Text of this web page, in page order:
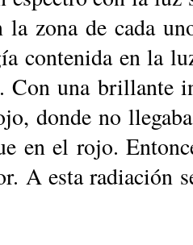
la zo­na de cada
con­tenida en la
Con una brillante
donde no
en el rojo.
A esta radiación